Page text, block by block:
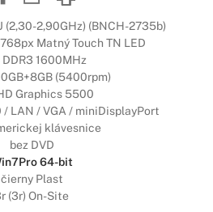
2,90GHz) (BNCH-2735b)
Matný Touch TN LED
DDR3 1600MHz
(5400rpm)
Graphics 5500
/ LAN / VGA / miniDisplayPort
klávesnice
bez DVD
64-bit
čierny Plast
(3r) On-Site